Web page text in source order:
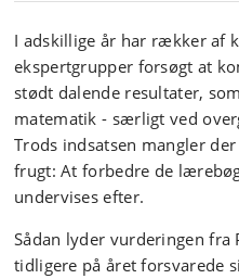
I adskillige år har rækker af
ekspertgrupper forsøgt at
stødt dalende resultater,
matematik - særligt ved
Trods indsatsen mangler
frugt: At forbedre de
undervises efter.
Sådan lyder vurderingen fra
tidligere på året forsvarede